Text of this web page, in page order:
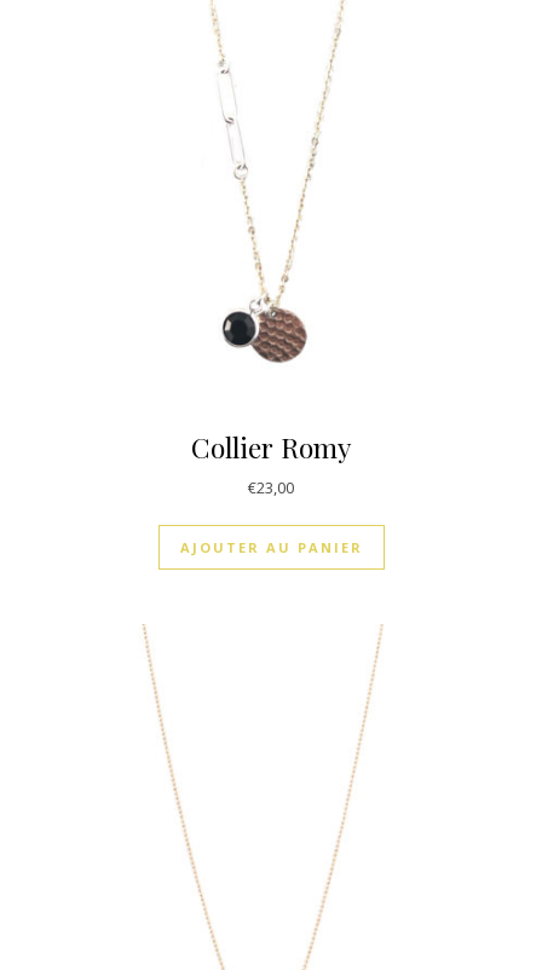
Collier Romy
€23,00
AJOUTER AU PANIER